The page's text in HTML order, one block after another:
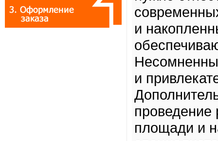
и
и
площади и